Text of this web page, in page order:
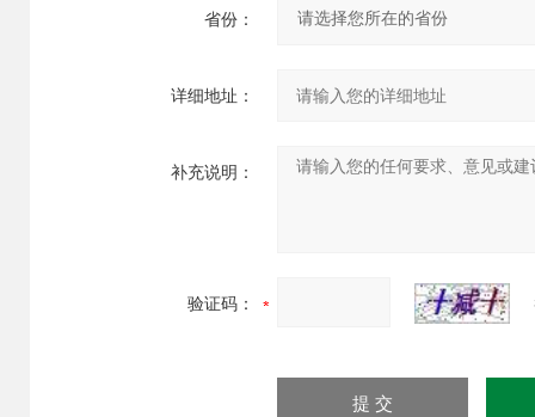
省份：
详细地址：
补充说明：
验证码：